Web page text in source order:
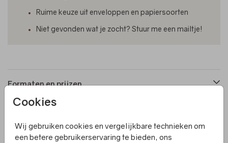
Cookies
Wij gebruiken cookies en vergelijkbare technieken om
een betere gebruikerservaring te bieden, ons
Ruime keuze uit enveloppen en papiersoorten
Niet gevonden wat je zocht? Stuur me een mailtje!
Formaten en prijzen
Productinformatie